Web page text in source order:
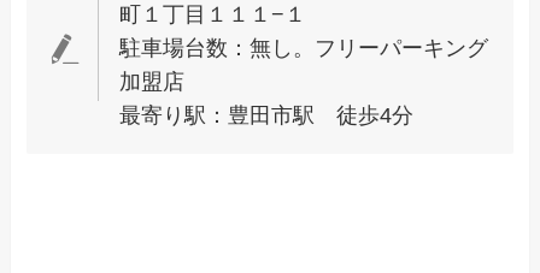
町１丁目１１１−１
駐車場台数：無し。フリーパーキング
加盟店
最寄り駅：豊田市駅 徒歩4分